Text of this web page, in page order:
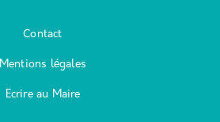
Contact
Mentions légales
Ecrire au Maire